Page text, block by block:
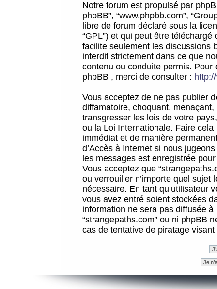
Notre forum est propulsé par
phpBB”, “www.phpbb.com”,
libre de forum déclaré sous la
“GPL”) et qui peut être téléchargé
facilite seulement les discussions
interdit strictement dans ce que
contenu ou conduite permis.
phpBB , merci de consulter :
Vous acceptez de ne pas publier
diffamatoire, choquant,
transgresser les lois de votre
ou la Loi Internationale. Faire
immédiat et de manière
d’Accès à Internet si nous
les messages est enregistrée
Vous acceptez que
ou verrouiller n’importe quel sujet
nécessaire. En tant qu’utilisateur
vous avez entré soient stockées
information ne sera pas diffusée
“strangepaths.com” ou ni phpBB
cas de tentative de piratage